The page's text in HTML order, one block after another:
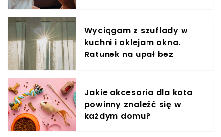
Wyciągam z szuflady w
kuchni i oklejam okna.
Ratunek na upał bez
Jakie akcesoria dla kota
powinny znaleźć się w
każdym domu?